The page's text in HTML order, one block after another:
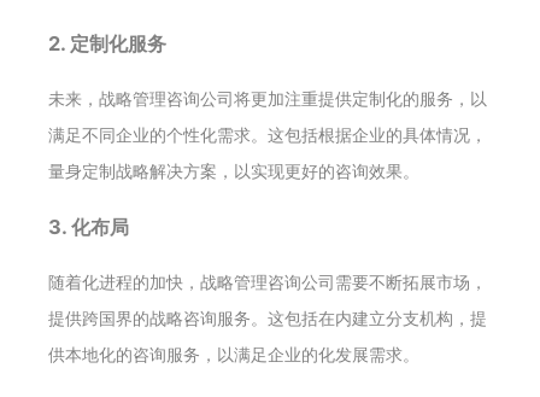
2. 定制化服务
未来，战略管理咨询公司将更加注重提供定制化的服务，以
满足不同企业的个性化需求。这包括根据企业的具体情况，
量身定制战略解决方案，以实现更好的咨询效果。
3. 化布局
随着化进程的加快，战略管理咨询公司需要不断拓展市场，
提供跨国界的战略咨询服务。这包括在内建立分支机构，提
供本地化的咨询服务，以满足企业的化发展需求。